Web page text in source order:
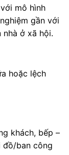
mô hình
gần với
nhà ở xã hội.
hoặc lệch
khách, bếp –
đồ/ban công